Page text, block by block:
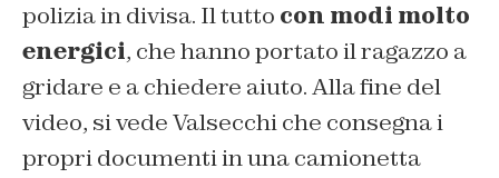
polizia in divisa. Il tutto con modi molto
energici, che hanno portato il ragazzo a
gridare e a chiedere aiuto. Alla fine del
video, si vede Valsecchi che consegna i
propri documenti in una camionetta